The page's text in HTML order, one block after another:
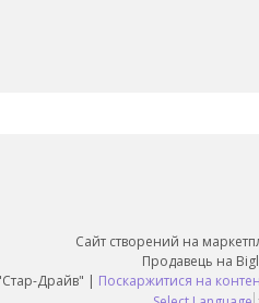
Сайт створений на
Продавець на
ТОВ "Стар-Драйв" | Поскаржитися на